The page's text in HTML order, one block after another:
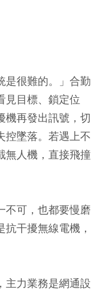
是很難的。」合勤
見目標、鎖定位
機再發出訊號，切
控墜落。若遇上不
無人機，直接飛撞
不可，也都要慢磨
干擾無線電機，
主力業務是網通設